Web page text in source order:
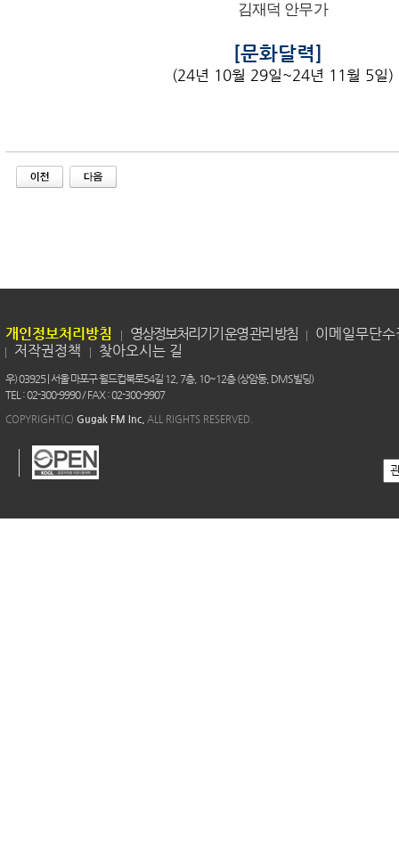
김재덕 안무가
[문화달력]
(24년 10월 29일~24년 11월 5일)
개인정보처리방침 영상정보처리기기 운영 관리 방침
이메일무단
저작권정책
찾아오시는 길
우) 03925 | 서울 마포구 월드컵북로54길 12, 7층, 10~12층 (상암동, DMS빌딩)
TEL : 02-300-9990 / FAX : 02-300-9907
COPYRIGHT(C) Gugak FM Inc. ALL RIGHTS RESERVED.